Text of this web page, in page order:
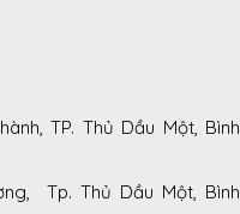
TP. Thủ Dầu Một, Bình
Tp. Thủ Dầu Một, Bình